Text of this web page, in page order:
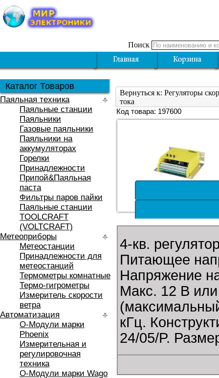
Поиск
Каталог Товаров
Паяльная техника
Паяльные станции
Паяльники
Газовые паяльники
Паяльники на
аккумуляторах
Горелки
Принадлежности
Припой&Паяльная
паста
Фильтры паров пайки
Паяльные станции
TOOLCRAFT
(VOLTCRAFT)
Метеоприборы
Метеостанции
Принадлежности для
метеостанций
Термометры комнатные
Термо-гигрометры
Измеритель скорости
ветра
Автоматизация
O-Модули марки
Phoenix
Измерительная и
регулировочная
техника
O-Модули марки Wago
Вернуться к: Регуляторы
тока
Код товара: 197600
4-кв.
Питающее
Напряжение
Макс. 12 В или
кГц.
24/05/P.